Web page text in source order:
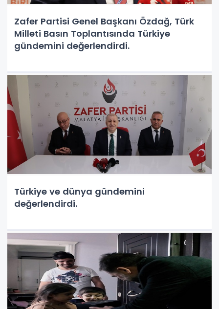
Zafer Partisi Genel Başkanı Özdağ, Türk
Milleti Basın Toplantısında Türkiye
gündemini değerlendirdi.
Türkiye ve dünya gündemini
değerlendirdi.